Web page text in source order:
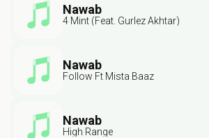
Nawab
4 Mint (Feat. Gurlez Akhtar)
Nawab
Follow Ft Mista Baaz
Nawab
High Range